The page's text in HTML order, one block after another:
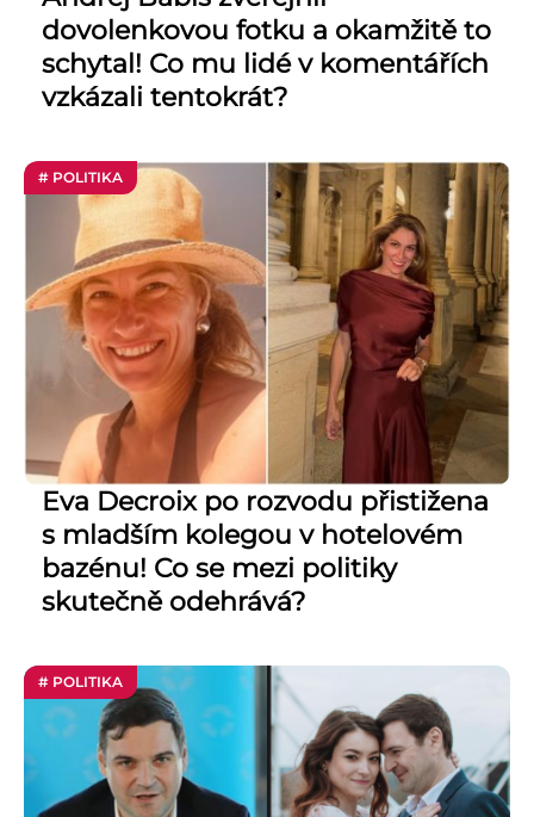
dovolenkovou fotku a okamžitě to
schytal! Co mu lidé v komentářích
vzkázali tentokrát?
# POLITIKA
Eva Decroix po rozvodu přistižena
s mladším kolegou v hotelovém
bazénu! Co se mezi politiky
skutečně odehrává?
# POLITIKA